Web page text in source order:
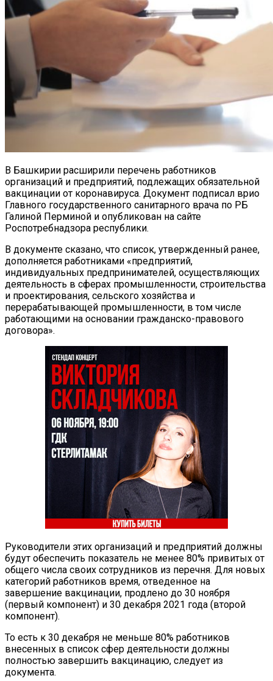
В Башкирии расширили перечень работников
организаций и предприятий, подлежащих обязательной
вакцинации от коронавируса. Документ подписал врио
Главного государственного санитарного врача по РБ
Галиной Перминой и опубликован на сайте
Роспотребнадзора республики.
В документе сказано, что список, утвержденный ранее,
дополняется работниками «предприятий,
индивидуальных предпринимателей, осуществляющих
деятельность в сферах промышленности, строительства
и проектирования, сельского хозяйства и
перерабатывающей промышленности, в том числе
работающими на основании гражданско-правового
договора».
Руководители этих организаций и предприятий должны
будут обеспечить показатель не менее 80% привитых от
общего числа своих сотрудников из перечня. Для новых
категорий работников время, отведенное на
завершение вакцинации, продлено до 30 ноября
(первый компонент) и 30 декабря 2021 года (второй
компонент).
То есть к 30 декабря не меньше 80% работников
внесенных в список сфер деятельности должны
полностью завершить вакцинацию, следует из
документа.